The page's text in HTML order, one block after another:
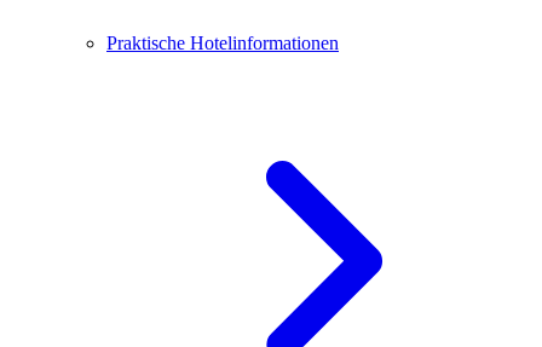
Praktische Hotelinformationen